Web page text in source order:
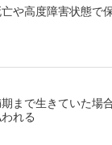
や高度障害状態で
まで生きていた場
れる